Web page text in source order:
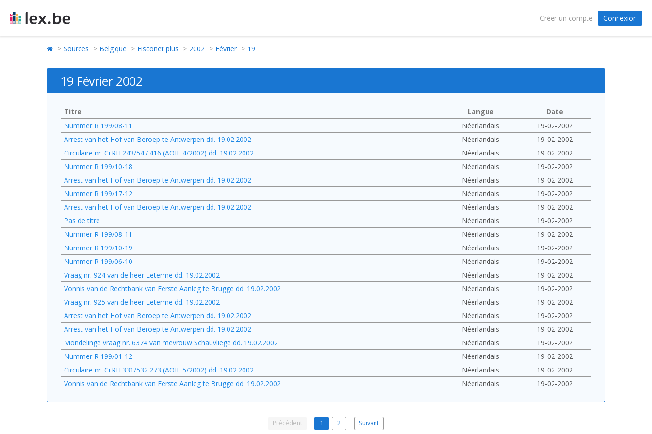
Créer un compte Connexion
Sources Belgique Fisconet plus 2002 Février 19
19 Février 2002
Titre Langue
Date
Nummer R 199/08-11
Néerlandais
19-02-2002
Arrest van het Hof van Beroep te Antwerpen dd. 19.02.2002
Néerlandais
19-02-2002
Circulaire nr. Ci.RH.243/547.416 (AOIF 4/2002) dd. 19.02.2002
Néerlandais
19-02-2002
Nummer R 199/10-18
Néerlandais
19-02-2002
Arrest van het Hof van Beroep te Antwerpen dd. 19.02.2002
Néerlandais
19-02-2002
Nummer R 199/17-12
Néerlandais
19-02-2002
Arrest van het Hof van Beroep te Antwerpen dd. 19.02.2002
Néerlandais
19-02-2002
Pas de titre
Néerlandais
19-02-2002
Nummer R 199/08-11
Néerlandais
19-02-2002
Nummer R 199/10-19
Néerlandais
19-02-2002
Nummer R 199/06-10
Néerlandais
19-02-2002
Vraag nr. 924 van de heer Leterme dd. 19.02.2002
Néerlandais
19-02-2002
Vonnis van de Rechtbank van Eerste Aanleg te Brugge dd. 19.02.2002
Néerlandais
19-02-2002
Vraag nr. 925 van de heer Leterme dd. 19.02.2002
Néerlandais
19-02-2002
Arrest van het Hof van Beroep te Antwerpen dd. 19.02.2002
Néerlandais
19-02-2002
Arrest van het Hof van Beroep te Antwerpen dd. 19.02.2002
Néerlandais
19-02-2002
Mondelinge vraag nr. 6374 van mevrouw Schauvliege dd. 19.02.2002
Néerlandais
19-02-2002
Nummer R 199/01-12
Néerlandais
19-02-2002
Circulaire nr. Ci.RH.331/532.273 (AOIF 5/2002) dd. 19.02.2002
Néerlandais
19-02-2002
Vonnis van de Rechtbank van Eerste Aanleg te Brugge dd. 19.02.2002
Néerlandais 19-02-2002
Précédent 1 2 Suivant